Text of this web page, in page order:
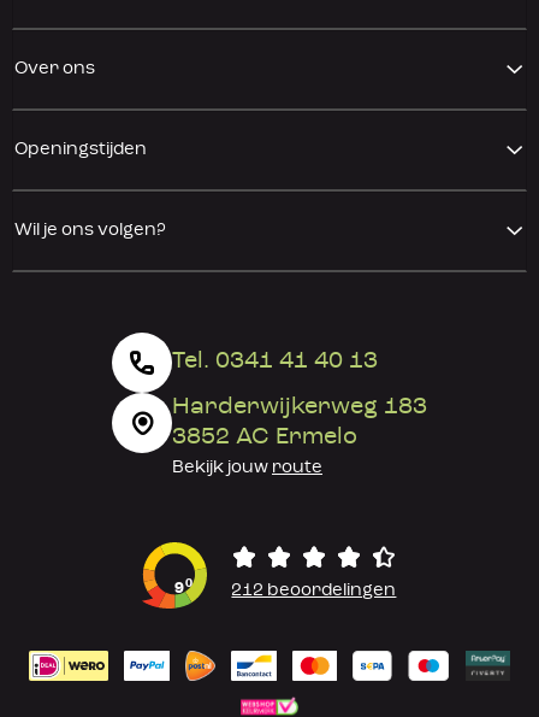
Over ons
Openingstijden
Wil je ons volgen?
Tel. 0341 41 40 13
Harderwijkerweg 183
3852 AC Ermelo
Bekijk jouw route
90 212 beoordelingen